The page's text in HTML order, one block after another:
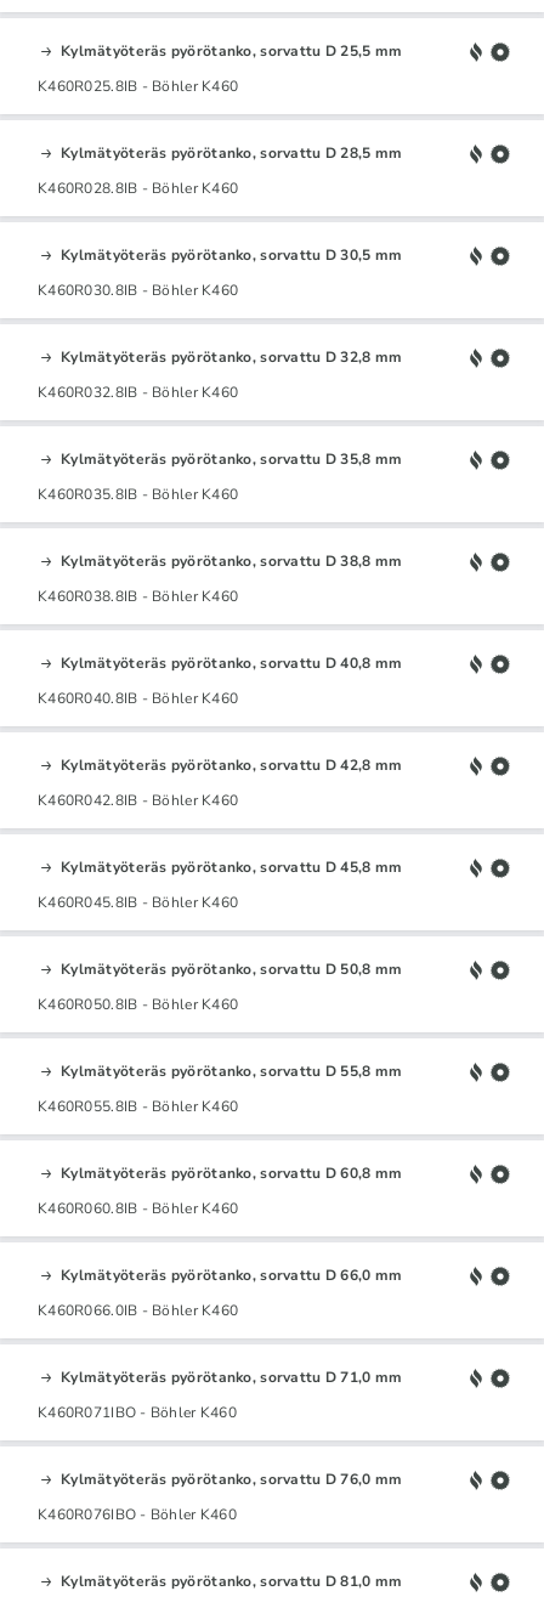
Kylmätyöteräs pyörötanko, sorvattu D 25,5 mm
K460R025.8IB - Böhler K460
Kylmätyöteräs pyörötanko, sorvattu D 28,5 mm
K460R028.8IB - Böhler K460
Kylmätyöteräs pyörötanko, sorvattu D 30,5 mm
K460R030.8IB - Böhler K460
Kylmätyöteräs pyörötanko, sorvattu D 32,8 mm
K460R032.8IB - Böhler K460
Kylmätyöteräs pyörötanko, sorvattu D 35,8 mm
K460R035.8IB - Böhler K460
Kylmätyöteräs pyörötanko, sorvattu D 38,8 mm
K460R038.8IB - Böhler K460
Kylmätyöteräs pyörötanko, sorvattu D 40,8 mm
K460R040.8IB - Böhler K460
Kylmätyöteräs pyörötanko, sorvattu D 42,8 mm
K460R042.8IB - Böhler K460
Kylmätyöteräs pyörötanko, sorvattu D 45,8 mm
K460R045.8IB - Böhler K460
Kylmätyöteräs pyörötanko, sorvattu D 50,8 mm
K460R050.8IB - Böhler K460
Kylmätyöteräs pyörötanko, sorvattu D 55,8 mm
K460R055.8IB - Böhler K460
Kylmätyöteräs pyörötanko, sorvattu D 60,8 mm
K460R060.8IB - Böhler K460
Kylmätyöteräs pyörötanko, sorvattu D 66,0 mm
K460R066.0IB - Böhler K460
Kylmätyöteräs pyörötanko, sorvattu D 71,0 mm
K460R071IBO - Böhler K460
Kylmätyöteräs pyörötanko, sorvattu D 76,0 mm
K460R076IBO - Böhler K460
Kylmätyöteräs pyörötanko, sorvattu D 81,0 mm